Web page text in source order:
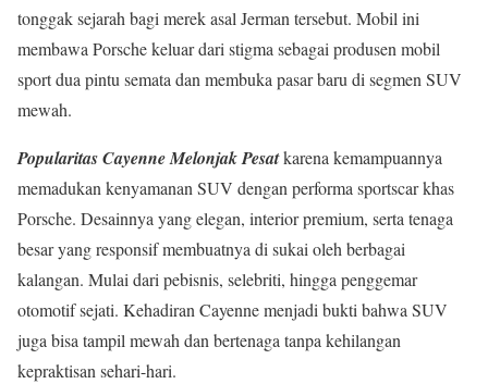
tonggak sejarah bagi merek asal Jerman tersebut. Mobil ini
membawa Porsche keluar dari stigma sebagai produsen mobil
sport dua pintu semata dan membuka pasar baru di segmen SUV
mewah.
Popularitas Cayenne Melonjak Pesatkarena kemampuannya
memadukan kenyamanan SUV dengan performa sportscar khas
Porsche. Desainnya yang elegan, interior premium, serta tenaga
besar yang responsif membuatnya di sukai oleh berbagai
kalangan. Mulai dari pebisnis, selebriti, hingga penggemar
otomotif sejati. Kehadiran Cayenne menjadi bukti bahwa SUV
juga bisa tampil mewah dan bertenaga tanpa kehilangan
kepraktisan sehari-hari.